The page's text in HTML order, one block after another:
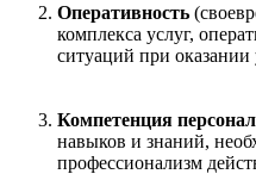
Оперативность
комплекса услуг,
ситуаций при оказании
Компетенция
навыков и знаний,
профессионализм